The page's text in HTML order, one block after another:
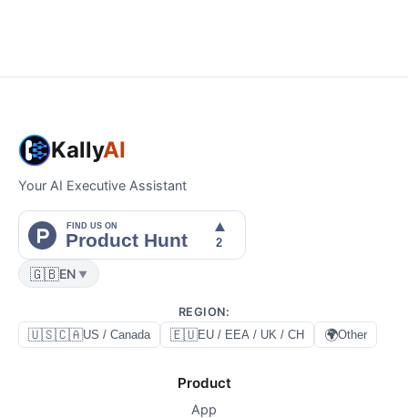
KallyAI
Your AI Executive Assistant
🇬🇧EN ▼
REGION:
🇺🇸🇨🇦US / Canada 🇪🇺EU / EEA / UK / CH 🌍Other
Product
App